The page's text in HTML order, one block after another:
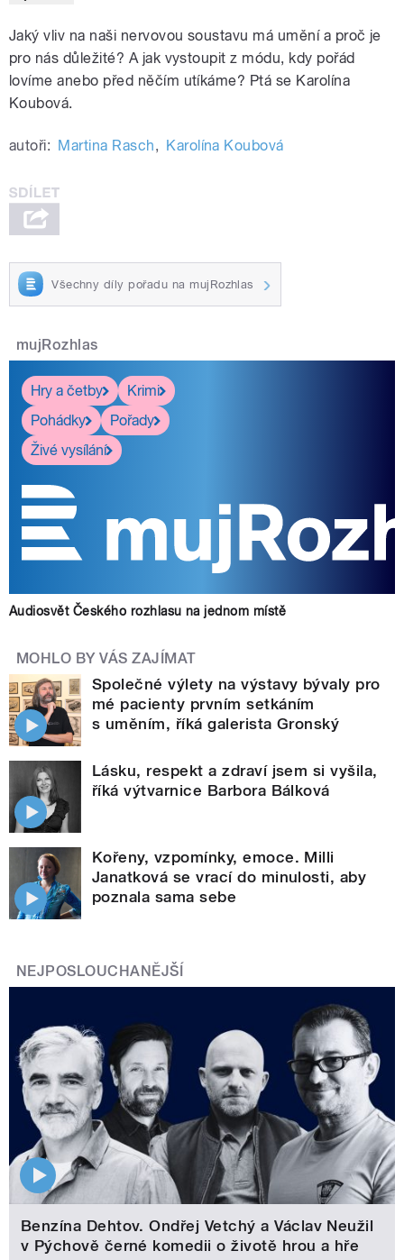
Jaký vliv na naši nervovou soustavu má umění a proč je
pro nás důležité? A jak vystoupit z módu, kdy pořád
lovíme anebo před něčím utíkáme? Ptá se Karolína
Koubová.
autoři: Martina Rasch, Karolína Koubová
Všechny díly pořadu na mujRozhlas
mujRozhlas
Hry a četby
Krimi
Pohádky
Pořady
Živé vysílání
Audiosvět Českého rozhlasu na jednom místě
MOHLO BY VÁS ZAJÍMAT
Společné výlety na výstavy bývaly pro
mé pacienty prvním setkáním
s uměním, říká galerista Gronský
Lásku, respekt a zdraví jsem si vyšila,
říká výtvarnice Barbora Bálková
Kořeny, vzpomínky, emoce. Milli
Janatková se vrací do minulosti, aby
poznala sama sebe
NEJPOSLOUCHANĚJŠÍ
Benzína Dehtov. Ondřej Vetchý a Václav Neužil
v Pýchově černé komedii o životě hrou a hře